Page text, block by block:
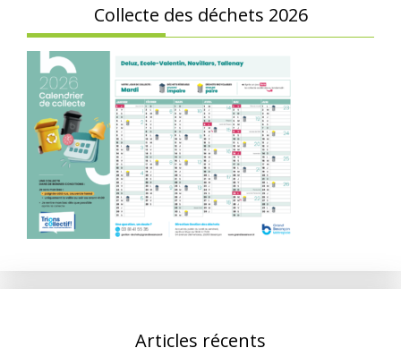
Collecte des déchets 2026
Articles récents